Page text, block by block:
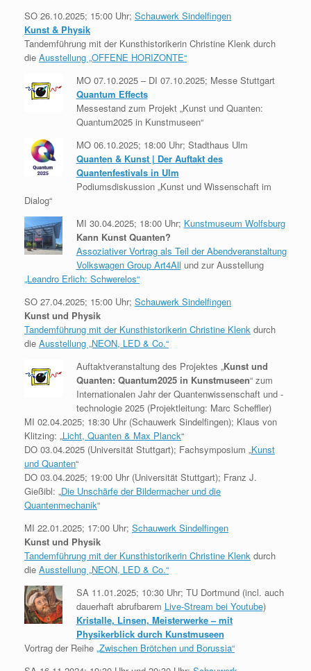
SO 26.10.2025; 15:00 Uhr; Schauwerk Sindelfingen
Kunst & Physik
Tandemführung mit der Kunsthistorikerin Christine Klenk durch
die Ausstellung „OFFENE HORIZONTE“
MO 07.10.2025 – DI 07.10.2025; Messe Stuttgart
Quantum Effects
Messestand zum Projekt „Kunst und Quanten:
Quantum2025 in Kunstmuseen“
MO 06.10.2025; 18:00 Uhr; Stadthaus Ulm
Quanten & Kunst | Der Auftakt des
Quantenfestivals in Ulm
Podiumsdiskussion „Kunst und Wissenschaft im
Dialog“
MI 30.04.2025; 18:00 Uhr; Kunstmuseum Wolfsburg
Kann Kunst Quanten?
Assoziativer Vortrag als Teil der Abendveranstaltung
Volkswagen Group Art4All und zur Ausstellung
„Leandro Erlich: Schwerelos“
SO 27.04.2025; 15:00 Uhr; Schauwerk Sindelfingen
Kunst und Physik
Tandemführung mit der Kunsthistorikerin Christine Klenk durch
die Ausstellung „NEON, LED & Co.“
Auftaktveranstaltung des Projektes „Kunst und
Quanten: Quantum2025 in Kunstmuseen“ zum
Internationalen Jahr der Quantenwissenschaft und -
technologie 2025 (Projektleitung: Marc Scheffler)
MI 02.04.2025; 18:30 Uhr (Schauwerk Sindelfingen); Klaus von
Klitzing: „Licht, Quanten & Max Planck“
DO 03.04.2025 (Universität Stuttgart); Fachsymposium „Kunst
und Quanten“
DO 03.04.2025; 19:00 Uhr (Universität Stuttgart); Franz J.
Gießibl: „Die Unschärfe der Bildermacher und die
Quantenmechanik“
MI 22.01.2025; 17:00 Uhr; Schauwerk Sindelfingen
Kunst und Physik
Tandemführung mit der Kunsthistorikerin Christine Klenk durch
die Ausstellung „NEON, LED & Co.“
SA 11.01.2025; 10:30 Uhr; TU Dortmund (incl. auch
dauerhaft abrufbarem Live-Stream bei Youtube)
Kristalle, Linsen, Meisterwerke – mit
Physikerblick durch Kunstmuseen
Vortrag der Reihe „Zwischen Brötchen und Borussia“